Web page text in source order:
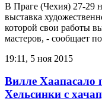
В Праге (Чехия) 27-29
выставка
которой свои работы
мастеров, - сообщает
19:11, 5 ноя 2015
Вилле Хаапасало
Хельсинки с